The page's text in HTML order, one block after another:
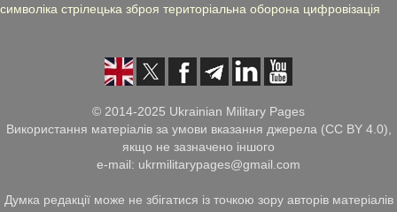
символіка стрілецька зброя територіальна оборона цифровізація
© 2014-2025 Ukrainian Military Pages
Використання матеріалів за умови вказання джерела (CC BY 4.0),
якщо не зазначено іншого
e-mail: ukrmilitarypages@gmail.com
Думка редакції може не збігатися із точкою зору авторів матеріалів